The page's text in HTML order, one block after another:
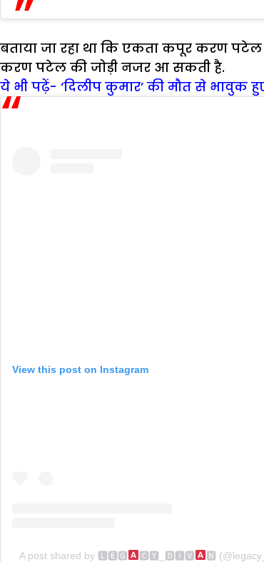
बताया जा रहा था कि एकता कपूर करण पटेल
करण पटेल की जोड़ी नजर आ सकती है.
ये भी पढ़ें- ‘दिलीप कुमार’ की मौत से भावुक
View this post on Instagram
A post shared by 🅻🅴🅶 🅲🆈_🅳🅸🆅 🅽